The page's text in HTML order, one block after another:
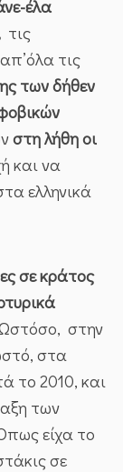
έλα
τις
τις
των δήθεν
στη λήθη οι
και να
ελληνικά
σε κράτος
στην
στα
το 2010, και
των
είχα το
σε